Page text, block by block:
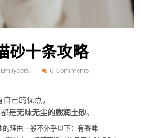
砂十条攻略
Emilypets 0 Comments
己的优点，
是无味无尘的膨润土砂。
理由一般不外乎以下： 有香味